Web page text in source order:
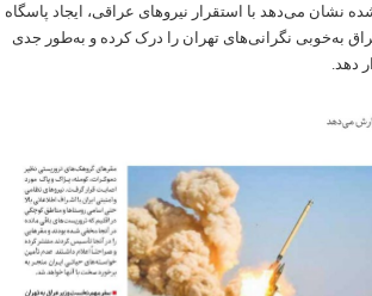
نشان می‌دهد با استقرار نیروهای عراقی، ایجاد پاسگاه
به‌خوبی نگرانی‌های تهران را درک کرده و به‌طور جدی
دهد.